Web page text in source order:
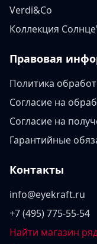
Verdi&Co
Коллекция
Правовая
Политика
Согласие на
Согласие на
Гарантийные
Контакты
info@eyekraft.ru
+7 (495) 775-55-54
Найти магазин